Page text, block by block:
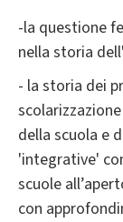
-la questione
nella storia
- la storia dei
della scuola e
'integrative'
scuole
con